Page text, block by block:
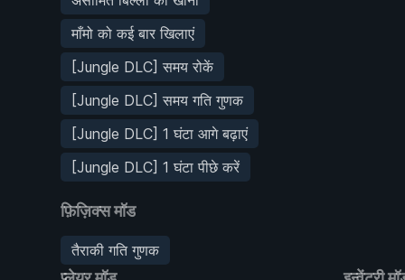
माँमो को कई बार खिलाएं
[Jungle DLC] समय रोकें
[Jungle DLC] समय गति गुणक
[Jungle DLC] 1 घंटा आगे बढ़ाएं
[Jungle DLC] 1 घंटा पीछे करें
फ़िज़िक्स मॉड
तैराकी गति गुणक